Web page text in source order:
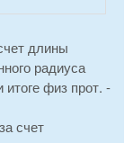
длины
радиуса
физ прот. -
счет